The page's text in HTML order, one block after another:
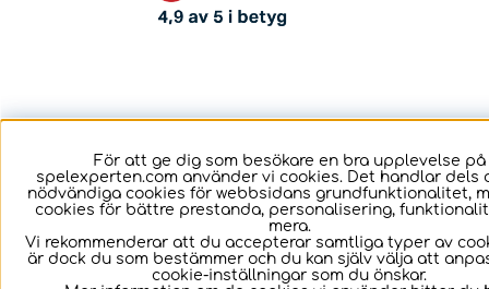
För att ge dig som besökare en bra upplevelse på
spelexperten.com använder vi cookies. Det handlar dels
nödvändiga cookies för webbsidans grundfunktionalitet,
cookies för bättre prestanda, personalisering,
mera.
Vi rekommenderar att du accepterar samtliga typer av
är dock du som bestämmer och du kan själv välja att
cookie-inställningar som du önskar.